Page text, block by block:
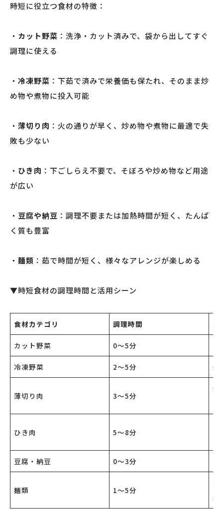
時短に役立つ食材の特徴：
・ カット野菜 ：洗浄・カット済みで、袋から出してすぐ
調理に使える
・ 冷凍野菜 ：下茹で済みで栄養価も保たれ、そのまま炒
め物や煮物に投入可能
・ 薄切り肉 ：火の通りが早く、炒め物や煮物に最適で失
敗も少ない
・ ひき肉 ：下ごしらえ不要で、そぼろや炒め物など用途
が広い
・ 豆腐や納豆 ：調理不要または加熱時間が短く、たんぱ
く質も豊富
・ 麺類 ：茹で時間が短く、様々なアレンジが楽しめる
▼時短食材の調理時間と活用シーン
食材カテゴリ 調理時間 主
カット野菜 0～5分 サ
冷凍野菜 2～5分 炒
薄切り肉 3～5分
炒
ひき肉 5～8分
豆腐・納豆 0～3分
麺類 1～5分
冷
麺